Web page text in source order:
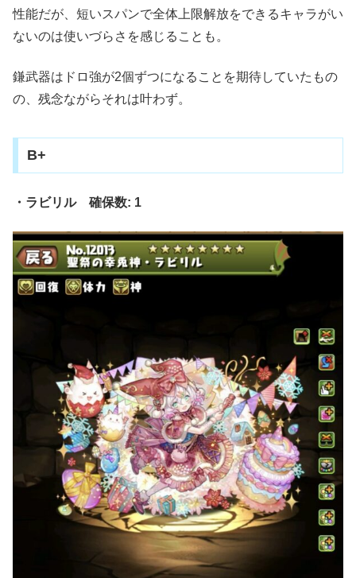
性能だが、短いスパンで全体上限解放をできるキャラがい
ないのは使いづらさを感じることも。
鎌武器はドロ強が2個ずつになることを期待していたもの
の、残念ながらそれは叶わず。
B+
・ラビリル 確保数: 1